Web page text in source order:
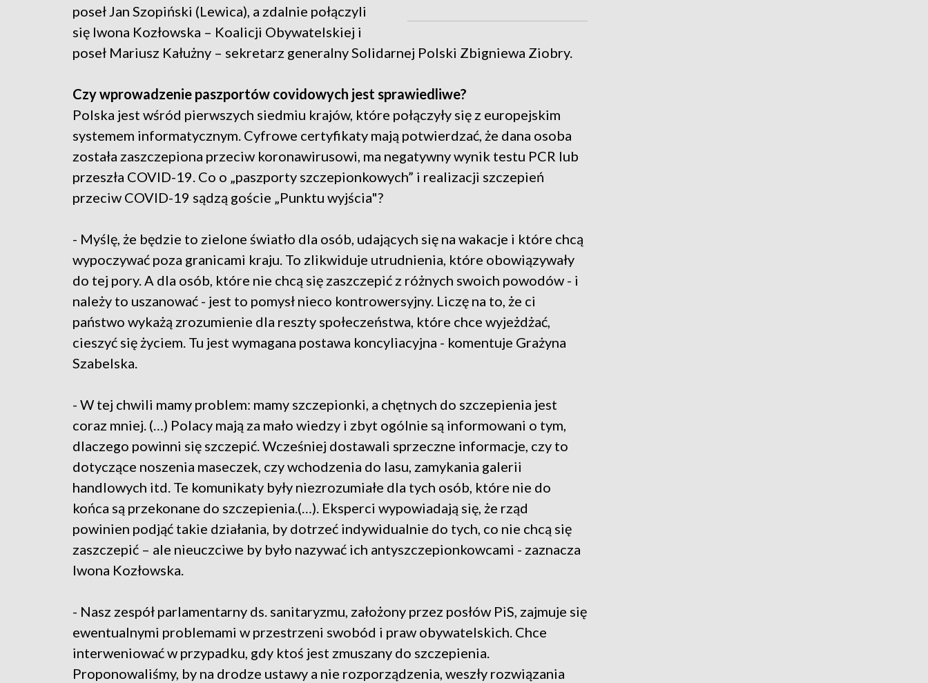
poseł Jan Szopiński (Lewica), a zdalnie połączyli
się Iwona Kozłowska – Koalicji Obywatelskiej i
poseł Mariusz Kałużny – sekretarz generalny Solidarnej Polski Zbigniewa Ziobry.
Czy wprowadzenie paszportów covidowych jest sprawiedliwe?
Polska jest wśród pierwszych siedmiu krajów, które połączyły się z europejskim
systemem informatycznym. Cyfrowe certyfikaty mają potwierdzać, że dana osoba
została zaszczepiona przeciw koronawirusowi, ma negatywny wynik testu PCR lub
przeszła COVID-19. Co o „paszporty szczepionkowych” i realizacji szczepień
przeciw COVID-19 sądzą goście „Punktu wyjścia"?
- Myślę, że będzie to zielone światło dla osób, udających się na wakacje i które chcą
wypoczywać poza granicami kraju. To zlikwiduje utrudnienia, które obowiązywały
do tej pory. A dla osób, które nie chcą się zaszczepić z różnych swoich powodów - i
należy to uszanować - jest to pomysł nieco kontrowersyjny. Liczę na to, że ci
państwo wykażą zrozumienie dla reszty społeczeństwa, które chce wyjeżdżać,
cieszyć się życiem. Tu jest wymagana postawa koncyliacyjna - komentuje Grażyna
Szabelska.
- W tej chwili mamy problem: mamy szczepionki, a chętnych do szczepienia jest
coraz mniej. (…) Polacy mają za mało wiedzy i zbyt ogólnie są informowani o tym,
dlaczego powinni się szczepić. Wcześniej dostawali sprzeczne informacje, czy to
dotyczące noszenia maseczek, czy wchodzenia do lasu, zamykania galerii
handlowych itd. Te komunikaty były niezrozumiałe dla tych osób, które nie do
końca są przekonane do szczepienia.(…). Eksperci wypowiadają się, że rząd
powinien podjąć takie działania, by dotrzeć indywidualnie do tych, co nie chcą się
zaszczepić – ale nieuczciwe by było nazywać ich antyszczepionkowcami - zaznacza
Iwona Kozłowska.
- Nasz zespół parlamentarny ds. sanitaryzmu, założony przez posłów PiS, zajmuje się
ewentualnymi problemami w przestrzeni swobód i praw obywatelskich. Chce
interweniować w przypadku, gdy ktoś jest zmuszany do szczepienia.
Proponowaliśmy, by na drodze ustawy a nie rozporządzenia, weszły rozwiązania